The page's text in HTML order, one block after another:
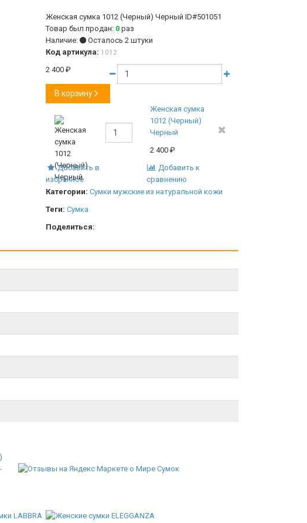
Женская сумка 1012 (Черный) ЧерныйID#501051
Товар был продан: 0 раз
Наличие:
Осталось 2 штуки
Код артикула: 1012
2 400₽
В корзину
Женская сумка
1012 (Черный)
Черный
2 400₽
Добавить в
избранное
Добавить к
сравнению
Категории: Сумки мужские из натуральной кожи
Теги: Сумка
Поделиться: